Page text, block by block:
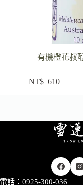
有機橙花叔
NT$ 610
電話：0925-300-036